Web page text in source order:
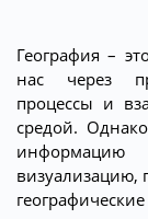
География –
нас через
процессы и
средой.
информацию
визуализацию,